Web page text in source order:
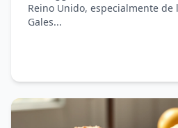
Reino Unido, especialmente de
Gales...